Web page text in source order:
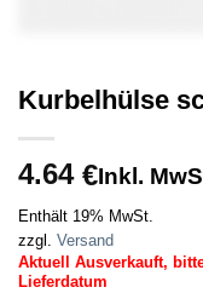
Kurbelhülse
4.64 €Inkl.
Enthält 19% MwSt.
zzgl. Versand
Aktuell Ausverkauft,
Lieferdatum